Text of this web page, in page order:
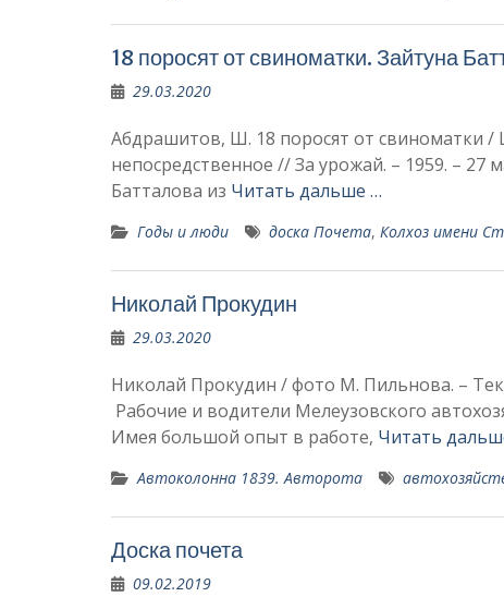
18 поросят от свиноматки. Зайтуна
29.03.2020
Абдрашитов, Ш. 18 поросят от свиноматки /
непосредственное // За урожай. – 1959. –
Батталова из Читать дальше …
Годы и люди доска Почета, Колхоз имени
Николай Прокудин
29.03.2020
Николай Прокудин / фото М. Пильнова. –
Рабочие и водители Мелеузовского
Имея большой опыт в работе, Читать
Автоколонна 1839. Авторота
Доска почета
09.02.2019